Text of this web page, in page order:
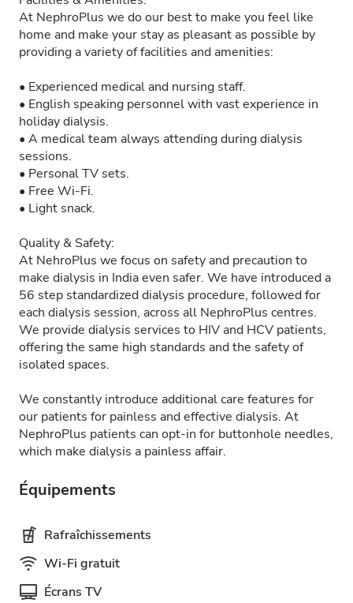
At NephroPlus we do our best to make you feel like
home and make your stay as pleasant as possible by
providing a variety of facilities and amenities:
• Experienced medical and nursing staff.
• English speaking personnel with vast experience in
holiday dialysis.
• A medical team always attending during dialysis
sessions.
• Personal TV sets.
• Free Wi-Fi.
• Light snack.
Quality & Safety:
At NehroPlus we focus on safety and precaution to
make dialysis in India even safer. We have introduced a
56 step standardized dialysis procedure, followed for
each dialysis session, across all NephroPlus centres.
We provide dialysis services to HIV and HCV patients,
offering the same high standards and the safety of
isolated spaces.
We constantly introduce additional care features for
our patients for painless and effective dialysis. At
NephroPlus patients can opt-in for buttonhole needles,
which make dialysis a painless affair.
Équipements
Rafraîchissements
Wi-Fi gratuit
Écrans TV